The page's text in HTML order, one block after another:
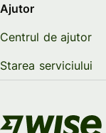
Ajutor
Centrul de ajutor
Starea serviciului